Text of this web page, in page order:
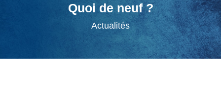
Quoi de neuf ?
Actualités